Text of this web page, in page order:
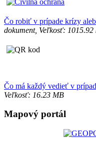
Čo robiť v prípade krízy
dokument, Veľkosť: 1015.92
Čo má každý vedieť v
Veľkosť: 16.23 MB
Mapový portál